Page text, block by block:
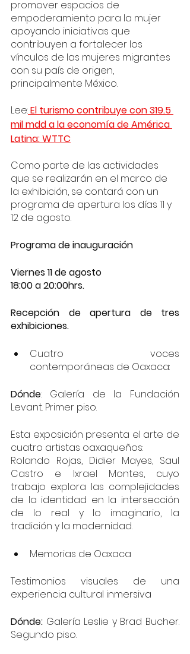
promover espacios de
empoderamiento para la mujer
apoyando iniciativas que
contribuyen a fortalecer los
vínculos de las mujeres migrantes
con su país de origen,
principalmente México.
Lee: El turismo contribuye con 319.5
mil mdd a la economía de América
Latina: WTTC
Como parte de las actividades
que se realizarán en el marco de
la exhibición, se contará con un
programa de apertura los días 11 y
12 de agosto.
Programa de inauguración
Viernes 11 de agosto
18:00 a 20:00hrs.
Recepción de apertura de tres
exhibiciones.
Cuatro voces
contemporáneas de Oaxaca:
Dónde: Galería de la Fundación
Levant. Primer piso.
Esta exposición presenta el arte de
cuatro artistas oaxaqueños:
Rolando Rojas, Didier Mayes, Saul
Castro e Ixrael Montes, cuyo
trabajo explora las complejidades
de la identidad en la intersección
de lo real y lo imaginario, la
tradición y la modernidad.
Memorias de Oaxaca
Testimonios visuales de una
experiencia cultural inmersiva
Dónde: Galería Leslie y Brad Bucher.
Segundo piso.